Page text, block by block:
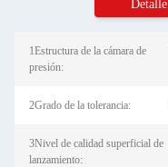
Detalle
1Estructura de la cámara de
presión:
2Grado de la tolerancia:
3Nivel de calidad superficial de
lanzamiento: